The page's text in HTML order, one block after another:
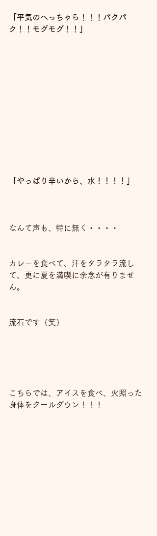
「平気のへっちゃら！！！パクパ
ク！！モグモグ！！」
「やっぱり辛いから、水！！！！」
なんて声も、特に無く・・・・
カレーを食べて、汗をタラタラ流し
て、更に夏を満喫に余念が有りませ
ん。
流石です（笑）
こちらでは、アイスを食べ、火照った
身体をクールダウン！！！